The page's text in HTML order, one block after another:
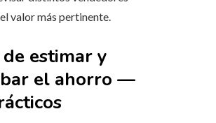
valor más pertinente.
estimar y
el ahorro —